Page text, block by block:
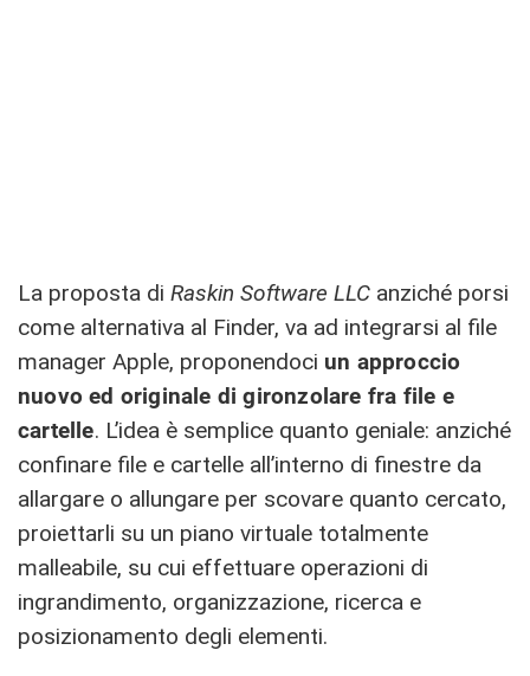
La proposta di Raskin Software LLC anziché porsi
come alternativa al Finder, va ad integrarsi al file
manager Apple, proponendoci un approccio
nuovo ed originale di gironzolare fra file e
cartelle. L’idea è semplice quanto geniale: anziché
confinare file e cartelle all’interno di finestre da
allargare o allungare per scovare quanto cercato,
proiettarli su un piano virtuale totalmente
malleabile, su cui effettuare operazioni di
ingrandimento, organizzazione, ricerca e
posizionamento degli elementi.